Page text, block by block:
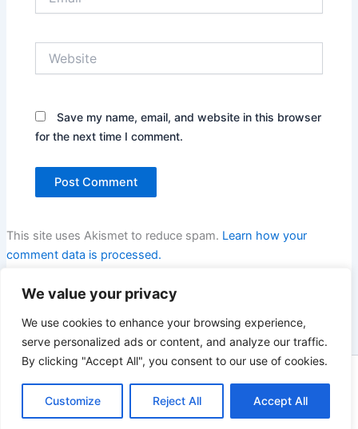
We value your privacy
We use cookies to enhance your browsing experience,
serve personalized ads or content, and analyze our traffic.
By clicking "Accept All", you consent to our use of cookies.
Customize Reject All Accept All
Save my name, email, and website in this browser
for the next time I comment.
This site uses Akismet to reduce spam. Learn how your
comment data is processed.
Copyright © 2026 Enno Rehling | Powered byAstra WordPress
Theme